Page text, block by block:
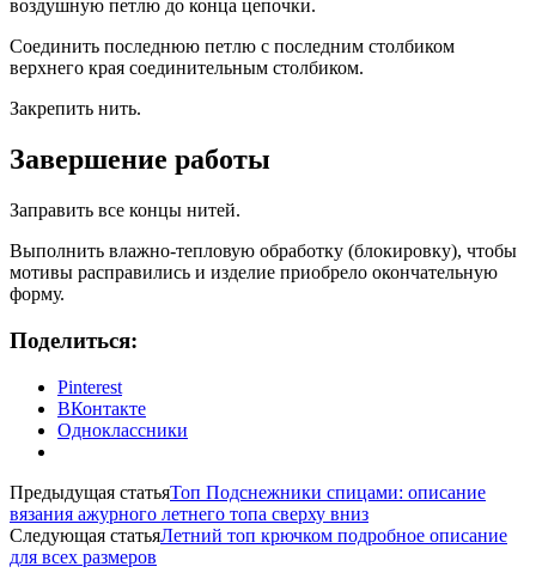
воздушную петлю до конца цепочки.
Соединить последнюю петлю с последним столбиком
верхнего края соединительным столбиком.
Закрепить нить.
Завершение работы
Заправить все концы нитей.
Выполнить влажно-тепловую обработку (блокировку), чтобы
мотивы расправились и изделие приобрело окончательную
форму.
Поделиться:
Pinterest
ВКонтакте
Одноклассники
Предыдущая статьяТоп Подснежники спицами: описание
вязания ажурного летнего топа сверху вниз
Следующая статьяЛетний топ крючком подробное описание
для всех размеров